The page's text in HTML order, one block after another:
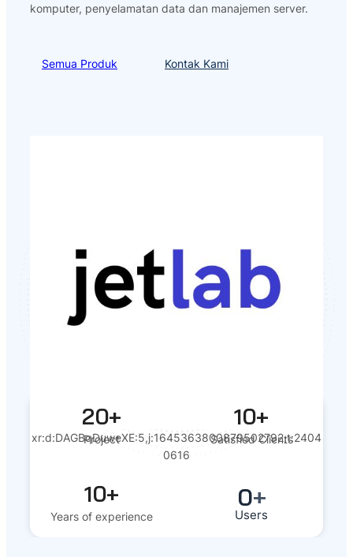
komputer, penyelamatan data dan manajemen server.
Semua Produk Kontak Kami
xr:d:DAGBqDuweXE:5,j:1645363800879502792,t:2404
0616
20+
Project
10+
Satisfied Clients
10+
Years of experience
0+
Users